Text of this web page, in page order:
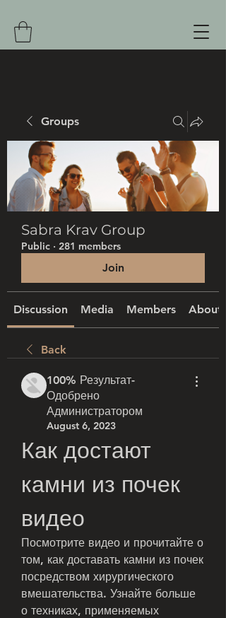
Groups
Sabra Krav Group
Public · 281 members
Join
Discussion Media Members About
Back
100% Результат-
Одобрено
Администратором
August 6, 2023
Как достают
камни из почек
видео
Посмотрите видео и прочитайте о
том, как доставать камни из почек
посредством хирургического
вмешательства. Узнайте больше
о техниках, применяемых